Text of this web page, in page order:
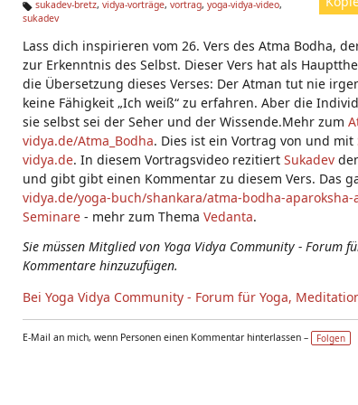
Ta
s:
sukadev-bretz, vidya-vorträge, vortrag, yoga-vidya-video,
sukadev
Lass dich inspirieren vom 26. Vers des Atma Bodha,
zur Erkenntnis des Selbst. Dieser Vers hat als
die Übersetzung dieses Verses: Der Atman tut nie
keine Fähigkeit „Ich weiß“ zu erfahren. Aber die
sie selbst sei der Seher und der Wissende.Mehr zum
vidya.de/Atma_Bodha. Dies ist ein Vortrag von und mit
vidya.de. In diesem Vortragsvideo rezitiert Sukadev
und gibt gibt einen Kommentar zu diesem Vers. Das
vidya.de/yoga-buch/shankara/atma-bodha-
Seminare - mehr zum Thema Vedanta.
Sie müssen Mitglied von Yoga Vidya Community - Forum
Kommentare hinzuzufügen.
Bei Yoga Vidya Community - Forum für Yoga,
E-Mail an mich, wenn Personen einen Kommentar hinterlassen – Folgen